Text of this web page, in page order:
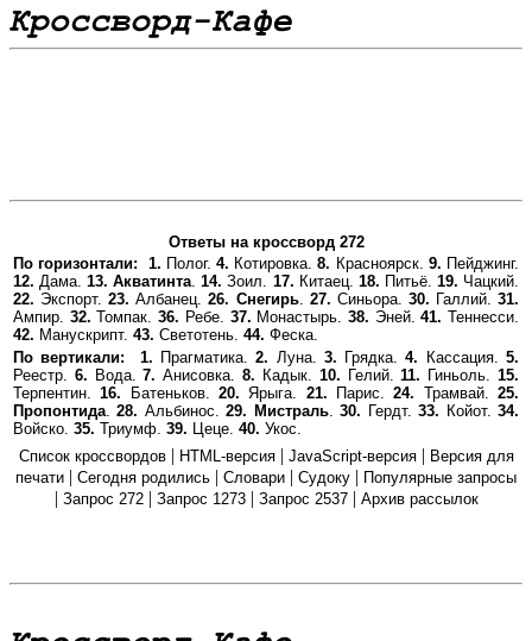
Ответы на кроссворд 272
По горизонтали:
1. Полог.4. Котировка.8. Красноярск. 9. Пейджинг.
12. Дама.13. Акватинта.14. Зоил. 17. Китаец. 18. Питьё. 19. Чацкий.
22. Экспорт.23. Албанец.26. Снегирь. 27. Синьора. 30. Галлий.31.
Ампир. 32. Томпак.36. Ребе. 37. Монастырь. 38. Эней.41. Теннесси.
42. Манускрипт. 43. Светотень. 44. Феска.
По вертикали:
1. Прагматика.2. Луна. 3. Грядка.4. Кассация.5.
Реестр. 6. Вода.7. Анисовка.8. Кадык. 10. Гелий.11. Гиньоль.15.
Терпентин.16. Батеньков.20. Ярыга. 21. Парис.24. Трамвай.25.
Пропонтида.28. Альбинос.29. Мистраль.30. Гердт.33. Койот.34.
Войско. 35. Триумф. 39. Цеце. 40. Укос.
Список кроссвордов| HTML-версия| JavaScript-версия| Версия для
печати | Сегодня родились | Словари | Судоку | Популярные запросы
| Запрос 272| Запрос 1273| Запрос 2537| Архив рассылок